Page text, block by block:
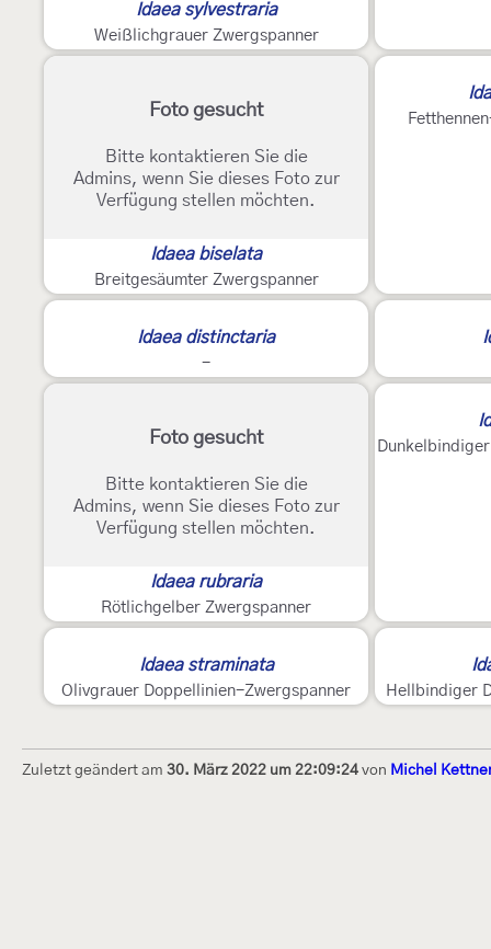
Idaea sylvestraria
Weißlichgrauer Zwergspanner
Foto gesucht
Bitte kontaktieren Sie die
Admins, wenn Sie dieses Foto zur
Verfügung stellen möchten.
Idaea biselata
Breitgesäumter Zwergspanner
Idaea distinctaria
-
Foto gesucht
Bitte kontaktieren Sie die
Admins, wenn Sie dieses Foto zur
Verfügung stellen möchten.
Idaea rubraria
Rötlichgelber Zwergspanner
Idaea straminata
Olivgrauer Doppellinien-Zwergspanner Hellbindiger
Zuletzt geändert am 30. März 2022 um 22:09:24 von Michel